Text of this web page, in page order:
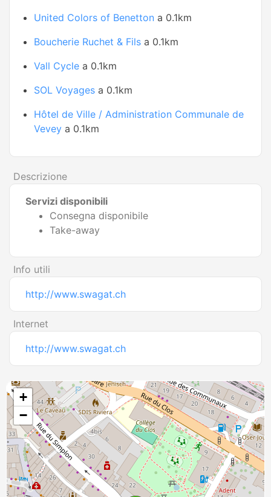
United Colors of Benetton a 0.1km
Boucherie Ruchet & Fils a 0.1km
Vall Cycle a 0.1km
SOL Voyages a 0.1km
Hôtel de Ville / Administration Communale de
Vevey a 0.1km
Descrizione
Servizi disponibili
Consegna disponibile
Take-away
Info utili
http://www.swagat.ch
Internet
http://www.swagat.ch
+
−